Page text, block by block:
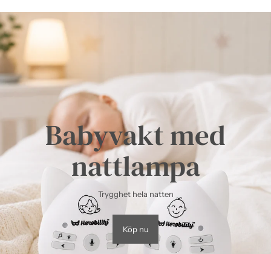
Babyvakt med
nattlampa
Trygghet hela natten
Köp nu